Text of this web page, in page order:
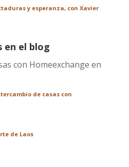
y esperanza, con Xavier
en el blog
de casas con
de Laos